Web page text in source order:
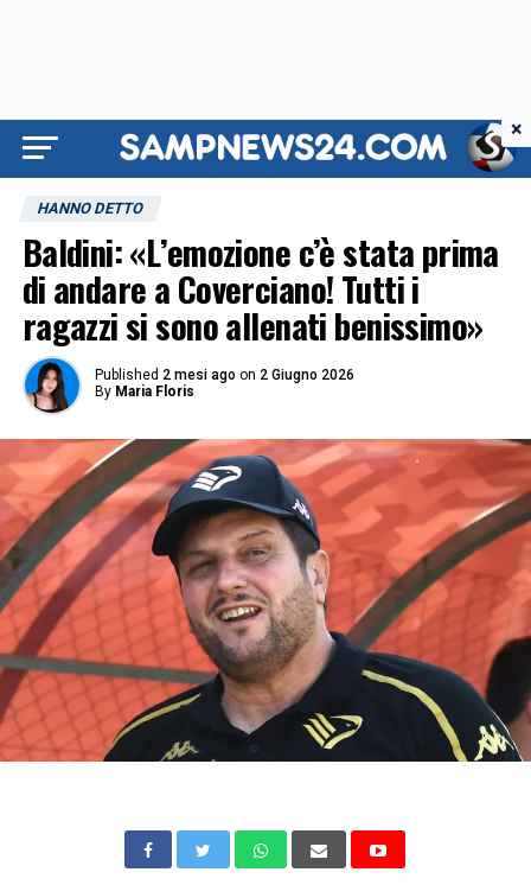
HANNO DETTO
Baldini: «L’emozione c’è stata prima
di andare a Coverciano! Tutti i
ragazzi si sono allenati benissimo»
Published 2 mesi ago on 2 Giugno 2026
By Maria Floris
×